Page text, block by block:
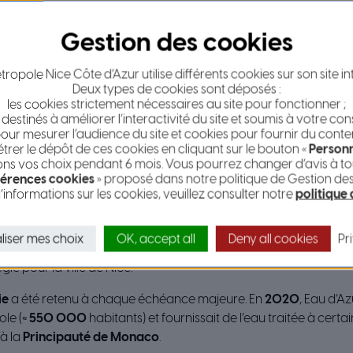
de l’organisation des modes
une démarche d’harmonisationde l’organisation
(22 communes), on comptait11 DSPet 4 régies, avec
remises en concurrence et avenants ont progressivement
(2012), le principe desolidarité territorialea été
pour le périmètre littoral-est ;
pour la ville de Nice.
a été retenu à chaque échéance majeure. En 2020, Eau
(≈550 000 habitants) et fournissait de l’eau traitée à
la Principauté de Monaco.
Nice Côte d’Azur utilise différents cookies sur son site
Deux types de cookies sont déposés :
les cookies strictement nécessaires au site pour fonctionner ;
destinés à améliorer l’interactivité du site et soumis à votre
mesurer l’audience du site et cookies pour fournir du
le dépôt de ces cookies en cliquant sur le bouton «
vos choix pendant 6 mois. Vous pourrez changer d’avis à
cookies» proposé dans notre politique de Gestion
sur les cookies, veuillez consulter notrepolitique
mes choix OK, accept all Deny all cookies